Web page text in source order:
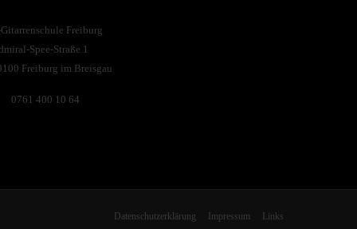
Freiburg
Spee-Straße 1
Freiburg im Breisgau
0761 400 10 64
Datenschutzerklärung Impressum Links